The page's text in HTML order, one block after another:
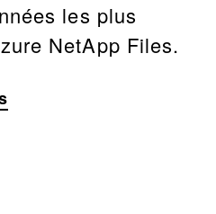
les plus
NetApp Files.